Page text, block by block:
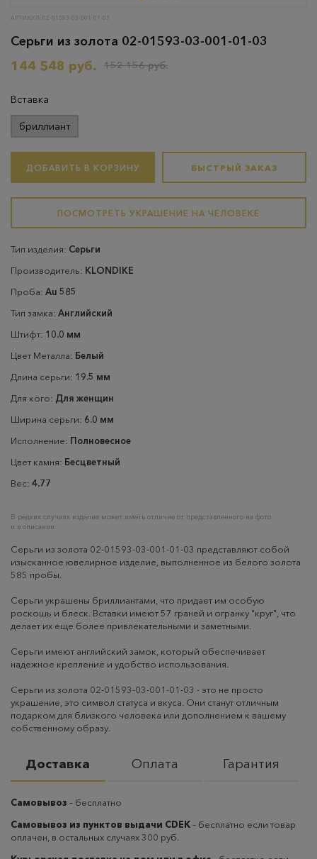
АРТИКУЛ: 02-01593-03-001-01-03
Серьги из золота 02-01593-03-001-01-03
144 548 руб.
152 156 руб.
Вставка
бриллиант
ДОБАВИТЬ В КОРЗИНУ БЫСТРЫЙ ЗАКАЗ
ПОСМОТРЕТЬ УКРАШЕНИЕ НА ЧЕЛОВЕКЕ
Тип изделия: Серьги
Производитель: KLONDIKE
Проба: Au 585
Тип замка: Английский
Штифт: 10.0 мм
Цвет Металла: Белый
Длина серьги: 19.5 мм
Для кого: Для женщин
Ширина серьги: 6.0 мм
Исполнение: Полновесное
Цвет камня: Бесцветный
Вес: 4.77
В редких случаях изделие может иметь отличие от представленного на фото
и в описании
Серьги из золота 02-01593-03-001-01-03 представляют собой
изысканное ювелирное изделие, выполненное из белого золота
585 пробы.
Серьги украшены бриллиантами, что придает им особую
роскошь и блеск. Вставки имеют 57 граней и огранку "круг", что
делает их еще более привлекательными и заметными.
Серьги имеют английский замок, который обеспечивает
надежное крепление и удобство использования.
Серьги из золота 02-01593-03-001-01-03 - это не просто
украшение, это символ статуса и вкуса. Они станут отличным
подарком для близкого человека или дополнением к вашему
собственному образу.
Доставка Оплата Гарантия
Самовывоз – бесплатно
Самовывоз из пунктов выдачи CDEK– бесплатно если товар
оплачен, в остальных случаях 300 руб.